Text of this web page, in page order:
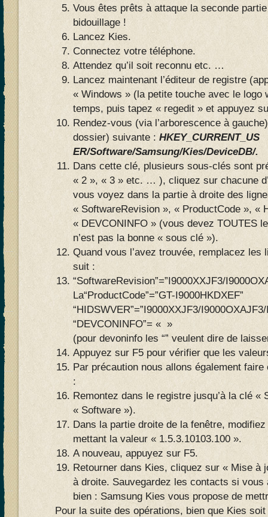
Vous êtes prêts à attaque la seconde
bidouillage !
Lancez Kies.
Connectez votre téléphone.
Attendez qu’il soit reconnu etc. …
Lancez maintenant l’éditeur de registre
« Windows » (la petite touche avec le logo
temps, puis tapez « regedit » et appuyez
Rendez-vous (via l’arborescence à
dossier) suivante : HKEY_CURRENT_US
ER/Software/Samsung/Kies/DeviceDB/.
Dans cette clé, plusieurs sous-clés sont
« 2 », « 3 » etc. … ), cliquez sur chacune
vous voyez dans la partie à droite des
« SoftwareRevision », « ProductCode », «
« DEVCONINFO » (vous devez TOUTES
n’est pas la bonne « sous clé »).
Quand vous l’avez trouvée, remplacez les
suit :
“SoftwareRevision”=”I9000XXJF3/
La“ProductCode”=”GT-I9000HKDXEF”
“HIDSWVER”=”I9000XXJF3/
“DEVCONINFO”= « »
(pour devoninfo les “” veulent dire de
Appuyez sur F5 pour vérifier que les
Par précaution nous allons également
:
Remontez dans le registre jusqu’à la clé «
« Software »).
Dans la partie droite de la fenêtre, modifiez
mettant la valeur « 1.5.3.10103.100 ».
A nouveau, appuyez sur F5.
Retourner dans Kies, cliquez sur « Mise à
à droite. Sauvegardez les contacts si
bien : Samsung Kies vous propose de
Pour la suite des opérations, bien que Kies soit